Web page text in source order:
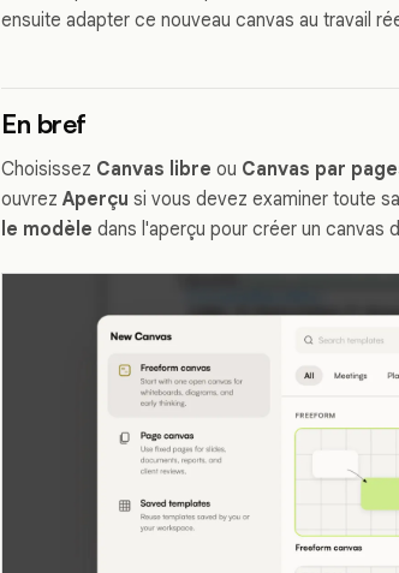
ensuite adapter ce nouveau canvas au travail
En bref
Choisissez Canvas libre ou Canvas par
ouvrez Aperçu si vous devez examiner toute
le modèle dans l'aperçu pour créer un canvas